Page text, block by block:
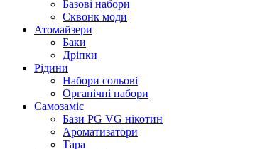
Базові набори
Сквонк моди
Атомайзери
Баки
Дріпки
Рідини
Набори сольові
Органічні набори
Самозаміс
Бази PG VG нікотин
Ароматизатори
Тара